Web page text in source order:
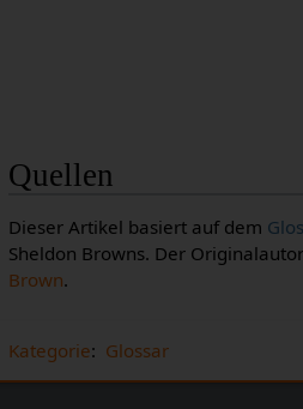
Quellen
Dieser Artikel basiert auf dem
Sheldon Browns. Der
Brown.
Kategorie: Glossar